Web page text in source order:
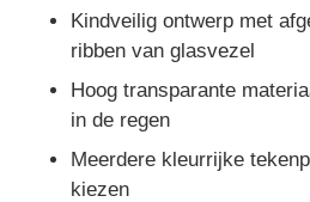
Thuis
Producten
Over ons
Kindveilig ontwerp met
ribben van glasvezel
Hoog transparante
in de regen
Meerdere kleurrijke
kiezen